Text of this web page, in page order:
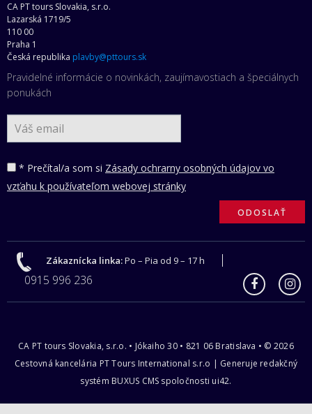
CA PT tours Slovakia, s.r.o.
Lazarská 1719/5
110 00
Praha 1
Česká republika plavby@pttours.sk
Pravidelné informácie o novinkách, zaujímavostiach a špeciálnych
ponukách
* Prečítal/a som si Zásady ochrarny osobných údajov vo
vzťahu k používateľom webovej stránky
Zákaznícka linka:Po – Pia od 9 – 17 h
0915 996 236
CA PT tours Slovakia, s.r.o. • Jókaiho 30 • 821 06 Bratislava • © 2026
Cestovná kancelária PT Tours International s.r.o | Generuje redakčný
systém BUXUS CMS spoločnosti ui42.